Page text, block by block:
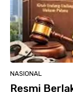
NASIONAL
Resmi